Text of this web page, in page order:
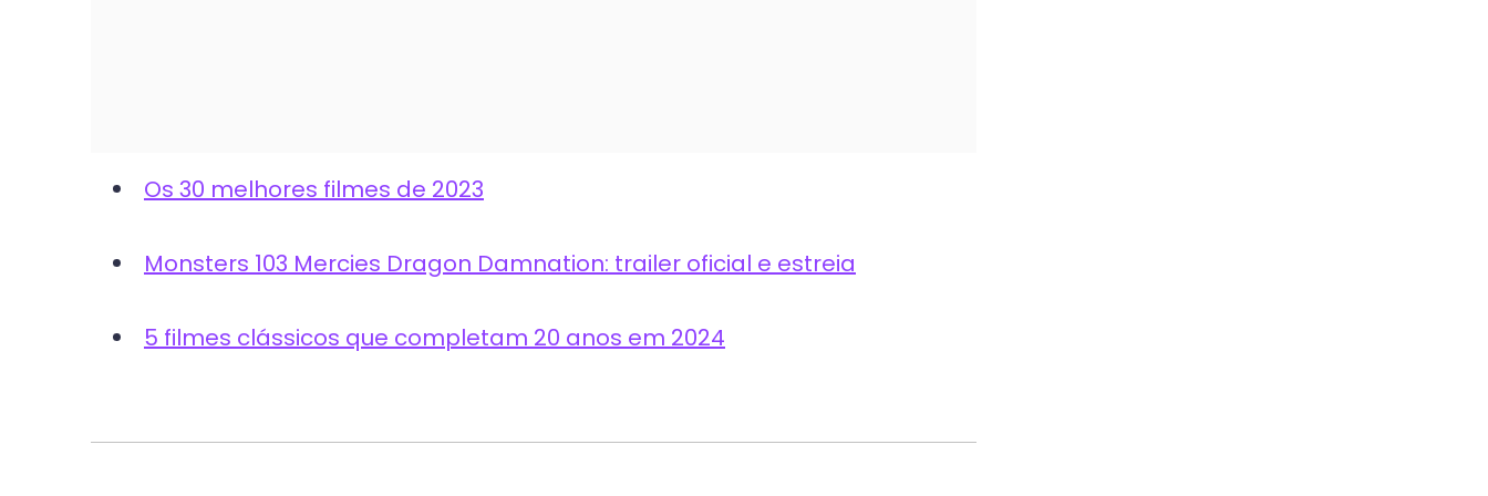
Os 30 melhores filmes de 2023
Monsters 103 Mercies Dragon Damnation: trailer oficial e estreia
5 filmes clássicos que completam 20 anos em 2024